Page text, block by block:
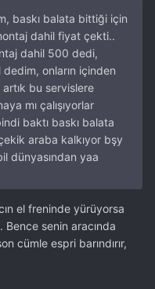
baskı balata bittiği için
dahil fiyat çekti..
dahil 500 dedi,
onların içinden
bu servislere
mı çalışıyorlar
baktı baskı balata
araba kalkıyor bşy
dünyasından yaa
el freninde yürüyorsa
senin aracında
cümle espri barındırır,